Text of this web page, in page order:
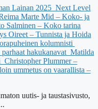
Lainan 2025 Next Level
Marte Mid – Koko- ja
Salminen – Koko tarina
Oireet – Tunnista ja Hoida
kolumnisti
hakukanavat Matilda
Christopher Plummer –
ummetus on vaarallista –
uutis- ja taustasivusto,